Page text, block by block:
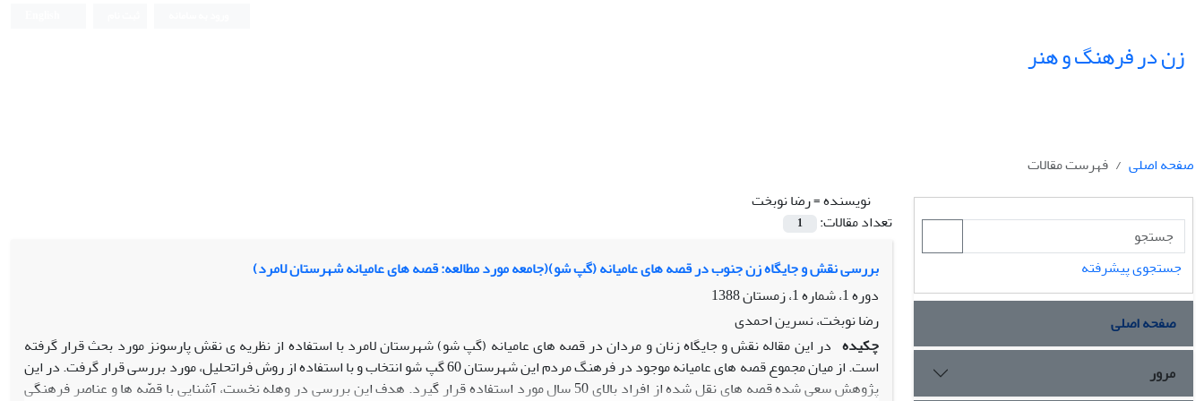
زن در فرهنگ و هنر
صفحه اصلی
فهرست مقالات
نویسنده =رضا نوبخت
تعداد مقالات:
1
بررسی نقش و جایگاه زن جنوب در قصه های عامیانه (گپ شو)(جامعه مورد مطالعه: قصه های عامیانه شهرستان لامرد)
دوره 1، شماره 1، زمستان 1388
رضا نوبخت، نسرین احمدی
چکیده در این مقاله نقش و جایگاه زنان و مردان در قصه های عامیانه (گپ شو) شهرستان لامرد با استفاده از نظریه ی نقش پارسونز مورد بحث قرار گرفته
است. از میان مجموع قصه های عامیانه موجود در فرهنگ مردم این شهرستان 60 گپ شو انتخاب و با استفاده از روش فراتحلیل، مورد بررسی قرار گرفت. در این
پژوهش سعی شده قصه های نقل شده از افراد بالای 50 سال مورد استفاده قرار گیرد. هدف این بررسی در وهله نخست، آشنایی با قصّه ها و عناصر فرهنگی
جستجوی پیشرفته
صفحه اصلی
مرور